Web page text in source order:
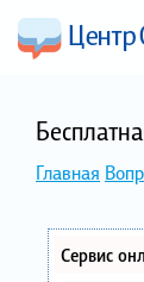
Главная
Сервис